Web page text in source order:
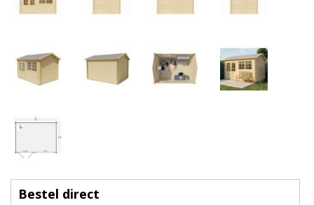
Bestel direct